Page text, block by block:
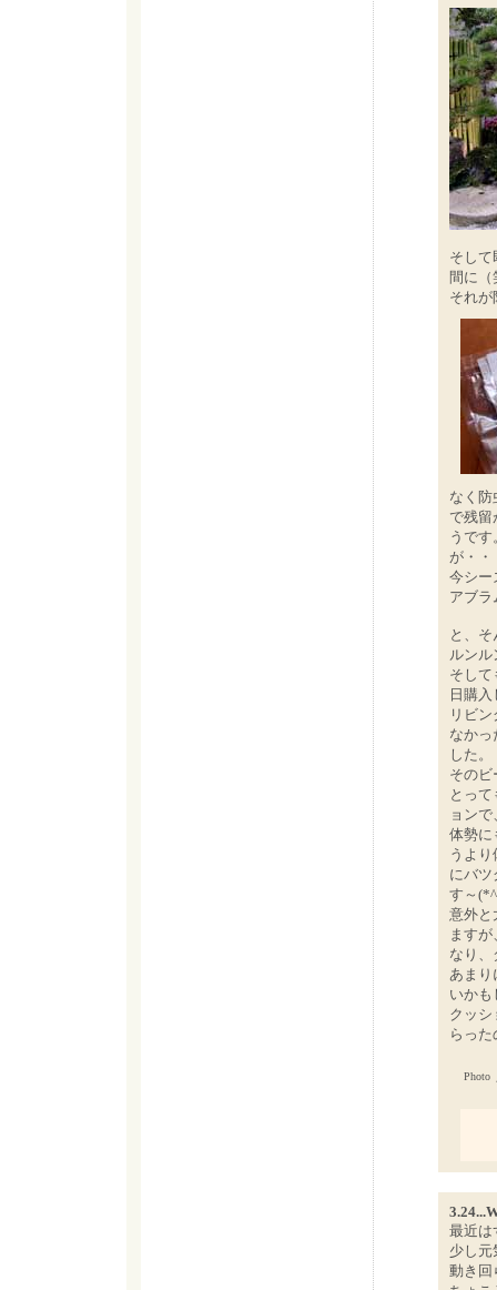
そして
間に（
それが
なく防
で残留
うで
が・・
今シー
アブラ
と、
ルンル
そして
日購
リビ
なかっ
した。
そのビ
とっ
ョン
体勢に
うよ
にバツ
す～
意外と
ます
なり、
あまり
いかも
クッシ
らっ
Photo
最近は
少し元
動き回